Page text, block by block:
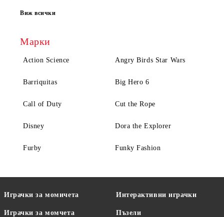
Виж всички
Марки
Action Science Angry Birds Star Wars
Barriquitas Big Hero 6
Call of Duty Cut the Rope
Disney Dora the Explorer
Furby Funky Fashion
Играчки за момичета
Играчки за момчета
Интерактивни играчки
Пъзели